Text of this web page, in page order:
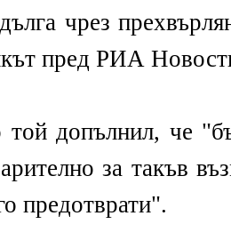
чрез
пред РИА
допълнил, че
за такъв
предотврати".